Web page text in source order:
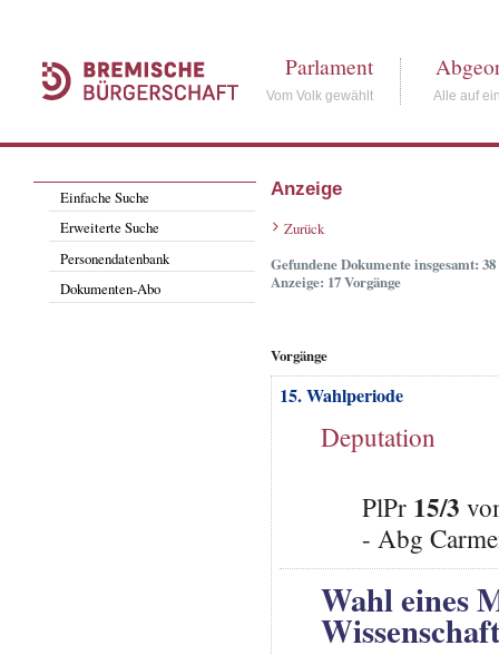
Parlament
Vom Volk gewählt Alle auf
Einfache Suche
Erweiterte Suche
Personendatenbank
Dokumenten-Abo
Anzeige
Zurück
Gefundene Dokumente insgesamt: 38
Anzeige: 17 Vorgänge
Vorgänge
15. Wahlperiode
Deputation
PlPr 15/3
- Abg
Wahl eines